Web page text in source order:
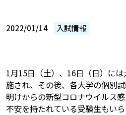
2022/01/14 入試情報
1月15日（土）、16日（日）に
施され、その後、各大学の個別
明けからの新型コロナウイルス感
不安を持たれている受験生もいら